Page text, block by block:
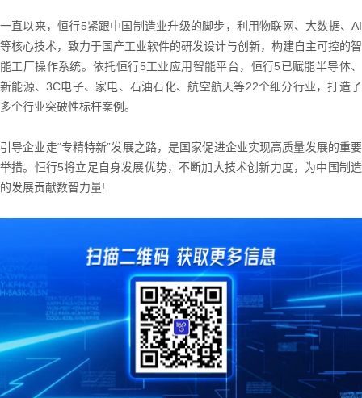
一直以来，恒行5紧跟中国制造业升级的脚步，利用物联网、大数据、AI
等核心技术，致力于国产工业软件的研发设计与创新，构建自主可控的智
能工厂操作系统。依托恒行5工业应用智能平台，恒行5已赋能半导体、
新能源、3C电子、家电、石油石化、航空航天等22个细分行业，打造了
多个行业突破性标杆案例。
引导企业走“专精特新”发展之路，是国家促进企业实现高质量发展的重要
举措。恒行5将立足自身发展优势，不断加大技术创新力度，为中国制造
的发展贡献数智力量!